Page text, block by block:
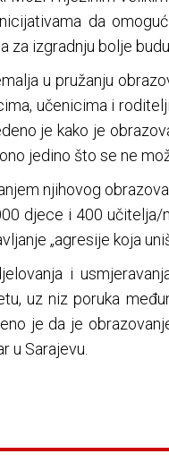
da
za izgradnju bolje
u pružanju
učenicima i
je kako je
jedino što se ne
njihovog
djece i 400
„agresije koja
i
uz niz poruka
je da je
u Sarajevu.